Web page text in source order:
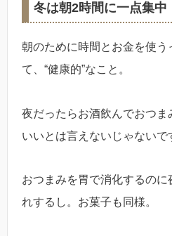
冬は朝2時間に一点集中
朝のために時間とお金を使う
て、“健康的”なこと。
夜だったらお酒飲んでおつま
いいとは言えないじゃないで
おつまみを胃で消化するの
れするし。お菓子も同様。